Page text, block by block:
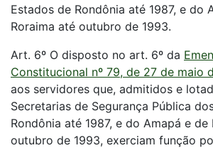
Estados de Rondônia até 1987, e do
Roraima até outubro de 1993.
Art. 6º O disposto no art. 6º da
Constitucional nº 79, de 27 de maio
aos servidores que, admitidos e
Secretarias de Segurança Pública
Rondônia até 1987, e do Amapá e de
outubro de 1993, exerciam função